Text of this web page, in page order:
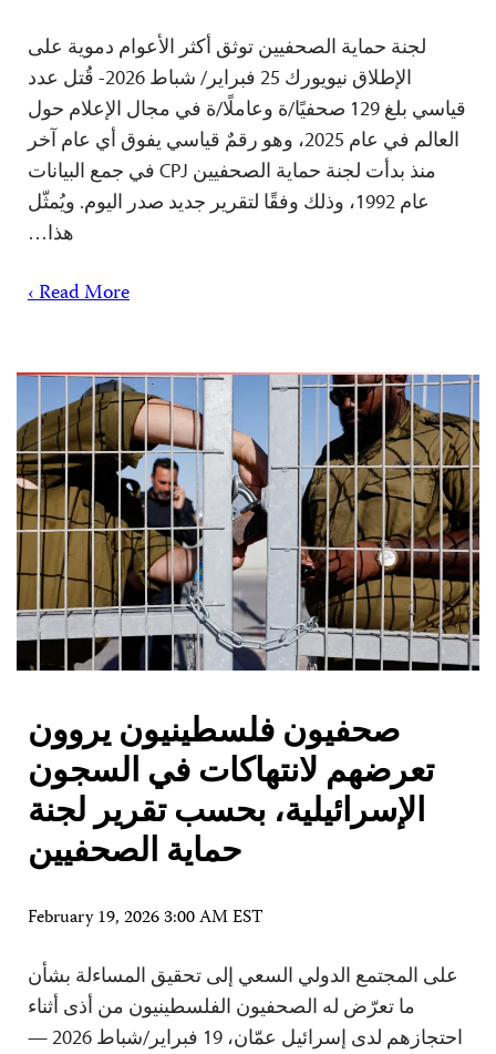
لجنة حماية الصحفيين توثق أكثر الأعوام دموية على
الإطلاق نيويورك 25 فبراير/ شباط 2026- قُتل عدد
قياسي بلغ 129 صحفيًا/ة وعاملًا/ة في مجال الإعلام حول
العالم في عام 2025، وهو رقمٌ قياسي يفوق أي عام آخر
منذ بدأت لجنة حماية الصحفيين CPJ في جمع البيانات
عام 1992، وذلك وفقًا لتقرير جديد صدر اليوم. ويُمثّل
هذا…
Read More ›
صحفيون فلسطينيون يروون
تعرضهم لانتهاكات في السجون
الإسرائيلية، بحسب تقرير لجنة
حماية الصحفيين
February 19, 2026 3:00 AM EST
على المجتمع الدولي السعي إلى تحقيق المساءلة بشأن
ما تعرّض له الصحفيون الفلسطينيون من أذى أثناء
احتجازهم لدى إسرائيل عمّان، 19 فبراير/شباط 2026 —